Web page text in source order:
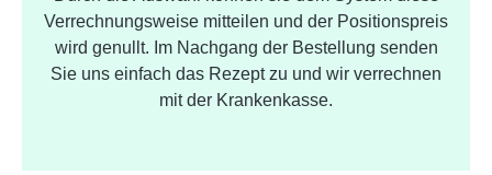
Verrechnungsweise mitteilen und der Positionspreis
wird genullt. Im Nachgang der Bestellung senden
Sie uns einfach das Rezept zu und wir verrechnen
mit der Krankenkasse.